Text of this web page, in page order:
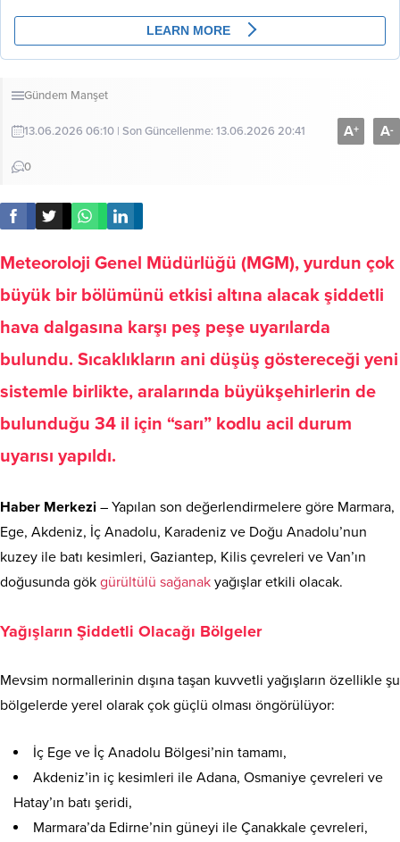
Gündem Manşet
13.06.2026 06:10 | Son Güncellenme: 13.06.2026 20:41
0
A+ A-
Meteoroloji Genel Müdürlüğü (MGM), yurdun çok
büyük bir bölümünü etkisi altına alacak şiddetli
hava dalgasına karşı peş peşe uyarılarda
bulundu. Sıcaklıkların ani düşüş göstereceği yeni
sistemle birlikte, aralarında büyükşehirlerin de
bulunduğu 34 il için “sarı” kodlu acil durum
uyarısı yapıldı.
Haber Merkezi – Yapılan son değerlendirmelere göre Marmara,
Ege, Akdeniz, İç Anadolu, Karadeniz ve Doğu Anadolu’nun
kuzey ile batı kesimleri, Gaziantep, Kilis çevreleri ve Van’ın
doğusunda gök gürültülü sağanak yağışlar etkili olacak.
Yağışların Şiddetli Olacağı Bölgeler
Mevsim normallerinin dışına taşan kuvvetli yağışların özellikle şu
bölgelerde yerel olarak çok güçlü olması öngörülüyor:
İç Ege ve İç Anadolu Bölgesi’nin tamamı,
Akdeniz’in iç kesimleri ile Adana, Osmaniye çevreleri ve
Hatay’ın batı şeridi,
Marmara’da Edirne’nin güneyi ile Çanakkale çevreleri,